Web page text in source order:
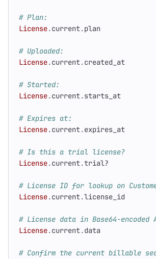
# Plan:
License.current.plan
# Uploaded:
License.current.created_at
# Started:
License.current.starts_at
# Expires at:
License.current.expires_at
# Is this a trial license?
License.current.trial?
# License ID for lookup on
License.current.license_id
# License data in Base64-encoded
License.current.data
# Confirm the current billable